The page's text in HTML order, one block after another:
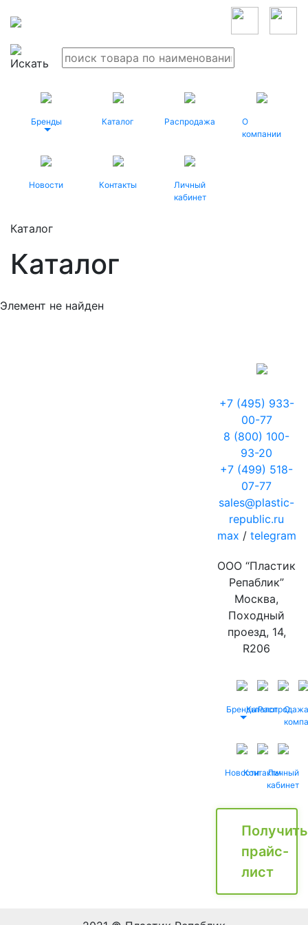
Бренды Каталог Распродажа
О
компании
Новости Контакты
Личный
кабинет
Каталог
Каталог
Элемент не найден
+7 (495) 933-
00-77
8 (800) 100-
93-20
+7 (499) 518-
07-77
sales@plastic-
republic.ru
max / telegram
ООО “Пластик
Репаблик”
Москва,
Походный
проезд, 14,
R206
БрендыКаталог
Распродажа
О
НовостиКонтактыЛичный
кабинет
Получить
прайс-
лист